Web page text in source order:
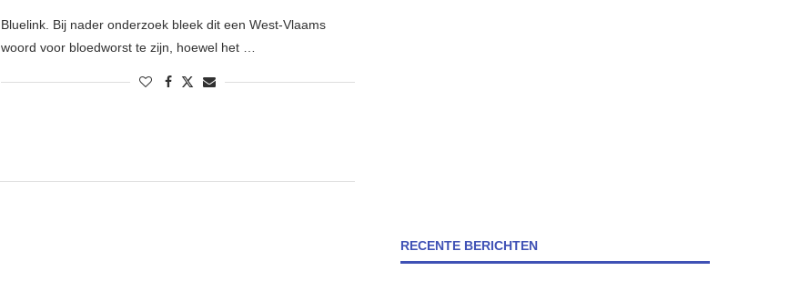
Bluelink. Bij nader onderzoek bleek dit een West-Vlaams
woord voor bloedworst te zijn, hoewel het …
RECENTE BERICHTEN